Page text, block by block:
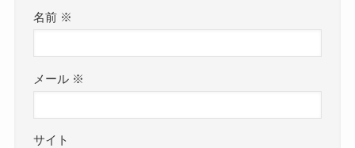
名前 ※
メール ※
サイト